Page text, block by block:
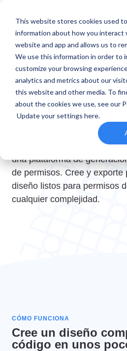
This website stores cookies used
information about how you interact
website and app and allows us to
We use this information in order to
customize your browsing
analytics and metrics about our
this website and other media. To
about the cookies we use, see our
Update your settings here.
🇵🇷 Ver
Diseño que se
a su flujo de
Lyra es una herramienta de
fotovoltaico residencial
una plataforma de
de permisos. Cree y exporte
diseño listos para permisos
cualquier complejidad.
CÓMO FUNCIONA
Cree un diseño
código en unos